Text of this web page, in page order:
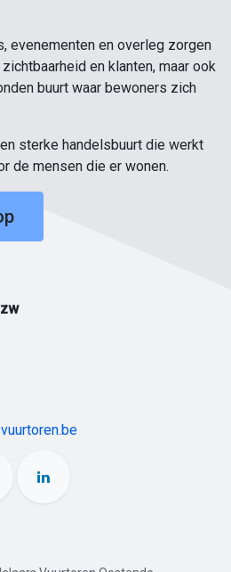
evenementen en overleg zorgen
en klanten, maar ook
buurt waar bewoners zich
sterke handelsbuurt die werkt
de mensen die er wonen.